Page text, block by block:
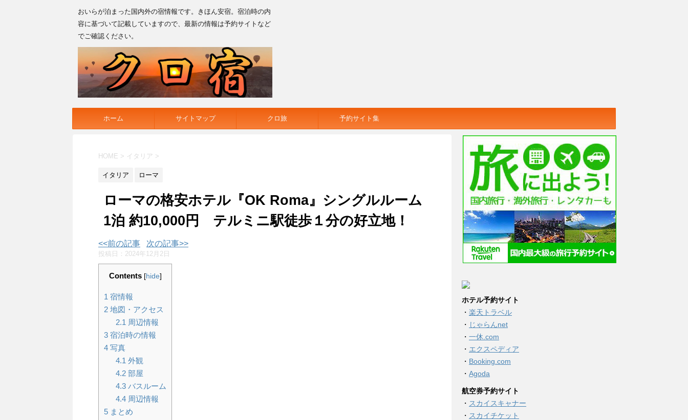
おいらが泊まった国内外の宿情報です。きほん安宿。宿泊時の内
容に基づいて記載していますので、最新の情報は予約サイトなど
でご確認ください。
ホーム サイトマップ クロ旅 予約サイト集
HOME > イタリア >
イタリア ローマ
ローマの格安ホテル『OK Roma』シングルルーム
1泊 約10,000円 テルミニ駅徒歩１分の好立地！
<<前の記事 次の記事>>
投稿日： 2024年12月2日
Contents [hide]
1 宿情報
2 地図・アクセス
2.1 周辺情報
3 宿泊時の情報
4 写真
4.1 外観
4.2部屋
4.3バスルーム
4.4周辺情報
5 まとめ
ホテル予約サイト
・ 楽天トラベル
・ じゃらんnet
・ 一休.com
・ エクスペディア
・ Booking.com
・ Agoda
航空券予約サイト
・ スカイスキャナー
・ スカイチケット